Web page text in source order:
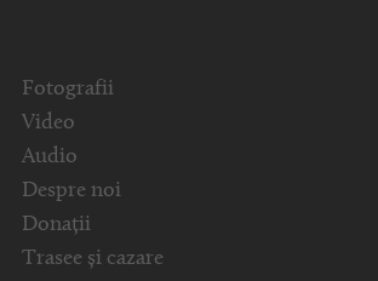
Fotografii
Video
Audio
Despre noi
Donații
Trasee și cazare